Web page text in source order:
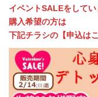
イベントSALEをして
購入希望の方は
下記チラシの【申込は